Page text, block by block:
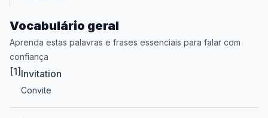
Vocabulário geral
Aprenda estas palavras e frases essenciais para falar com
confiança
[1] Invitation
Convite